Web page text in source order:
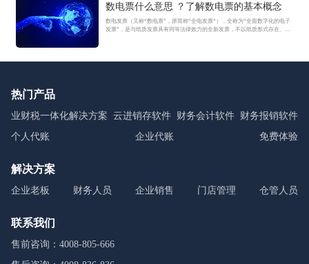
数电票什么意思 ？了解数电票的基本概念
数电发票（又称“数电票”，原简称“全电发票”），全称为“全面数字化的电子
发票”，是与纸质发票具有同等法律效力的全新发票，不以纸质形式存在、不
热门产品
业财税一体化解决方案 云进销存软件 财务会计软件 财务报销软件
个人代账
企业代账 免费体验
解决方案
企业老板 财务人员 企业销售 门店管理 仓管人员
联系我们
售前咨询：4008-805-666